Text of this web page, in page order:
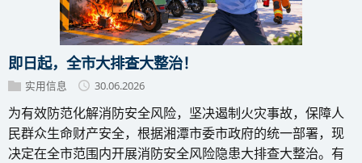
即日起，全市大排查大整治！
实用信息 30.06.2026
为有效防范化解消防安全风险，坚决遏制火灾事故，保障人
民群众生命财产安全，根据湘潭市委市政府的统一部署，现
决定在全市范围内开展消防安全风险隐患大排查大整治。有